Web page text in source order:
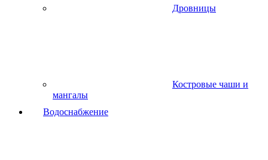
Дровницы
Костровые чаши и
мангалы
Водоснабжение